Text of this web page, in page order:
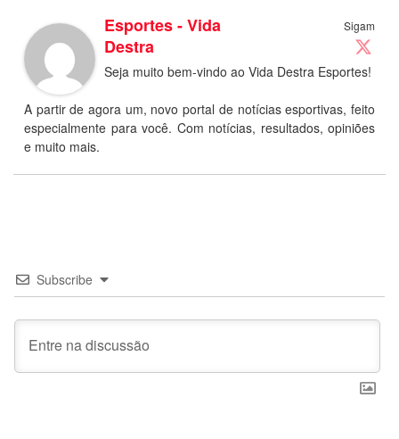
Sigam
Esportes - Vida
Destra
Seja muito bem-vindo ao Vida Destra Esportes!
A partir de agora um, novo portal de notícias esportivas, feito
especialmente para você. Com notícias, resultados, opiniões
e muito mais.
Subscribe